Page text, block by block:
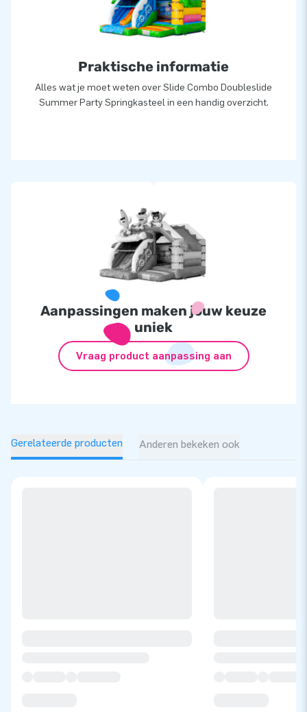
Praktische informatie
Alles wat je moet weten over Slide Combo Doubleslide
Summer Party Springkasteel in een handig overzicht.
Aanpassingen maken jouw keuze
uniek
Vraag product aanpassing aan
Gerelateerde producten Anderen bekeken ook